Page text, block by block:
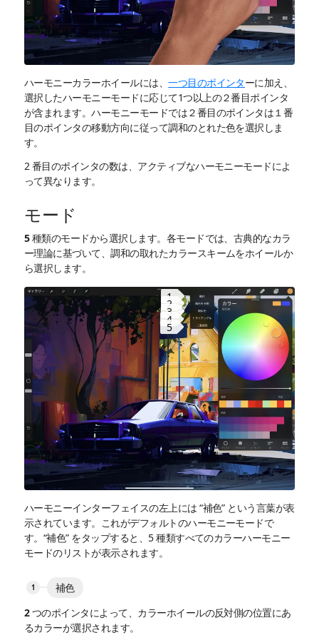
ハーモニーカラーホイールには、一つ目のポインターに加え、
選択したハーモニーモードに応じて1つ以上の２番目ポインタ
が含まれます。ハーモニーモードでは２番目のポインタは１番
目のポインタの移動方向に従って調和のとれた色を選択しま
す。
2 番目のポインタの数は、アクティブなハーモニーモードによ
って異なります。
モード
5 種類のモードから選択します。各モードでは、古典的なカラ
ー理論に基づいて、調和の取れたカラースキームをホイールか
ら選択します。
1
2
3
4
5
ハーモニーインターフェイスの左上には “補色” という言葉が表
示されています。これがデフォルトのハーモニーモードで
す。“補色” をタップすると、5 種類すべてのカラーハーモニー
モードのリストが表示されます。
補色
2 つのポインタによって、カラーホイールの反対側の位置にあ
るカラーが選択されます。